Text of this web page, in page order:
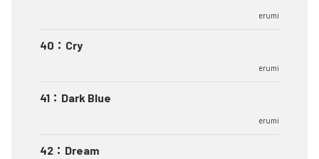
erumi
40 ： Cry
erumi
41 ： Dark Blue
erumi
42 ： Dream